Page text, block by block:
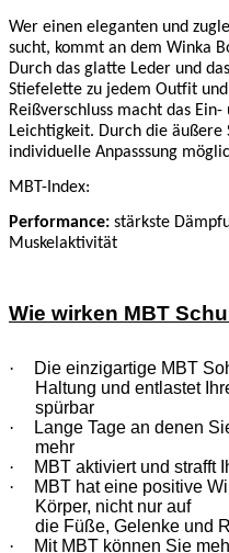
Wer einen eleganten und
sucht, kommt an dem Winka
Durch das glatte Leder und
Stiefelette zu jedem Outfit
Reißverschluss macht das
Leichtigkeit. Durch die äußere
individuelle Anpasssung
MBT-Index:
Performance: stärkste
Muskelaktivität
Wie wirken MBT
·
Die einzigartige MBT
Haltung und entlastet
spürbar
·
Lange Tage an denen
mehr
·
MBT aktiviert und strafft
·
MBT hat eine positive
Körper, nicht nur auf
die Füße, Gelenke und
·
Mit MBT können Sie